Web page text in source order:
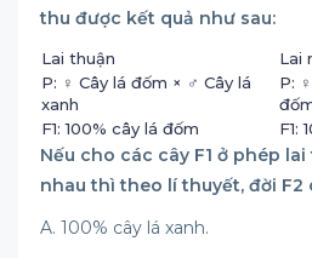
thu được kết quả như sau:
Lai thuận
Lai
P: ♀ Cây lá đốm × ♂ Cây lá
xanh
P:
F1: 100% cây lá đốm
F1:
Nếu cho các cây F1 ở phép
nhau thì theo lí thuyết, đời F2
A. 100% cây lá xanh.